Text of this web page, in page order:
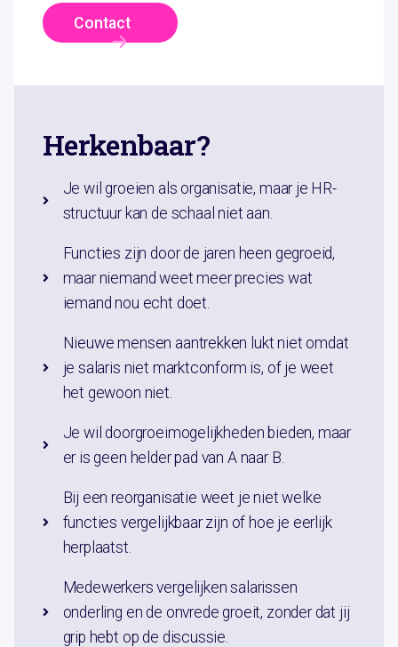
Contact
Herkenbaar?
Je wil groeien als organisatie, maar je HR-
structuur kan de schaal niet aan.
Functies zijn door de jaren heen gegroeid,
maar niemand weet meer precies wat
iemand nou echt doet.
Nieuwe mensen aantrekken lukt niet omdat
je salaris niet marktconform is, of je weet
het gewoon niet.
Je wil doorgroeimogelijkheden bieden, maar
er is geen helder pad van A naar B.
Bij een reorganisatie weet je niet welke
functies vergelijkbaar zijn of hoe je eerlijk
herplaatst.
Medewerkers vergelijken salarissen
onderling en de onvrede groeit, zonder dat jij
grip hebt op de discussie.